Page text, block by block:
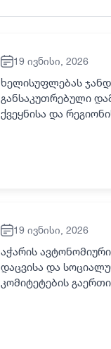
19 ივნისი, 2026
ხელისუფლებას
განსაკუთრებული
ქვეყნისა და
19 ივნისი, 2026
აჭარის
დაცვისა და
კომიტეტების